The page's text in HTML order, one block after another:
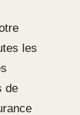
les
de